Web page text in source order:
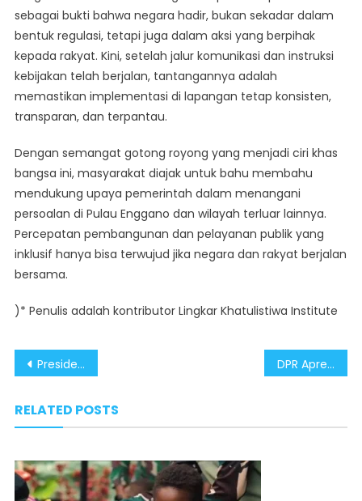
sebagai bukti bahwa negara hadir, bukan sekadar dalam
bentuk regulasi, tetapi juga dalam aksi yang berpihak
kepada rakyat. Kini, setelah jalur komunikasi dan instruksi
kebijakan telah berjalan, tantangannya adalah
memastikan implementasi di lapangan tetap konsisten,
transparan, dan terpantau.
Dengan semangat gotong royong yang menjadi ciri khas
bangsa ini, masyarakat diajak untuk bahu membahu
mendukung upaya pemerintah dalam menangani
persoalan di Pulau Enggano dan wilayah terluar lainnya.
Percepatan pembangunan dan pelayanan publik yang
inklusif hanya bisa terwujud jika negara dan rakyat berjalan
bersama.
)* Penulis adalah kontributor Lingkar Khatulistiwa Institute
Post
Presiden Prabowo Hadirkan Solusi Nyata untuk Pulau Enggano DPR Apresiasi Sinergi Gerak Cepat Atasi Masalah di Pulau Enggano
RELATED POSTS